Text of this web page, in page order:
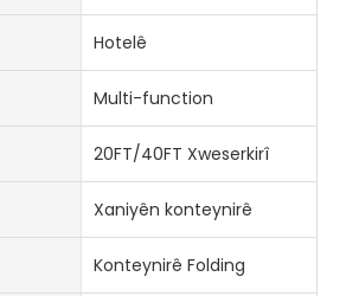
Hotelê
Multi-function
20FT/40FT Xweserkirî
Xaniyên konteynirê
Konteynirê Folding